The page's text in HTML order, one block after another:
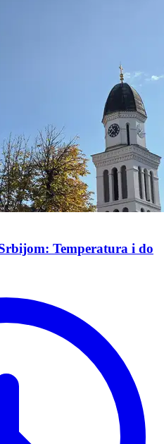
Temperatura i do